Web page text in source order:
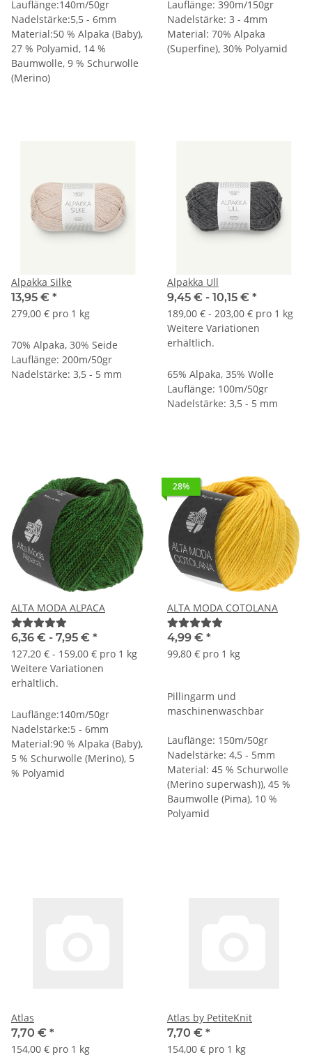
Lauflänge:140m/50gr
Nadelstärke:5,5 - 6mm
Material:50 % Alpaka (Baby),
27 % Polyamid, 14 %
Baumwolle, 9 % Schurwolle
(Merino)
Lauflänge: 390m/150gr
Nadelstärke: 3 - 4mm
Material: 70% Alpaka
(Superfine), 30% Polyamid
Alpakka Silke
13,95 € *
279,00 € pro 1 kg
70% Alpaka, 30% Seide
Lauflänge: 200m/50gr
Nadelstärke: 3,5 - 5 mm
Alpakka Ull
9,45 € - 10,15 € *
189,00 € - 203,00 € pro 1 kg
Weitere Variationen
erhältlich.
65% Alpaka, 35% Wolle
Lauflänge: 100m/50gr
Nadelstärke: 3,5 - 5 mm
ALTA MODA ALPACA
6,36 € - 7,95 € *
127,20 € - 159,00 € pro 1 kg
Weitere Variationen
erhältlich.
Lauflänge:140m/50gr
Nadelstärke:5 - 6mm
Material:90 % Alpaka (Baby),
5 % Schurwolle (Merino), 5
% Polyamid
28%
ALTA MODA COTOLANA
4,99 € *
99,80 € pro 1 kg
Pillingarm und
maschinenwaschbar
Lauflänge: 150m/50gr
Nadelstärke: 4,5 - 5mm
Material: 45 % Schurwolle
(Merino superwash)), 45 %
Baumwolle (Pima), 10 %
Polyamid
Atlas
7,70 € *
154,00 € pro 1 kg
Atlas by PetiteKnit
7,70 € *
154,00 € pro 1 kg